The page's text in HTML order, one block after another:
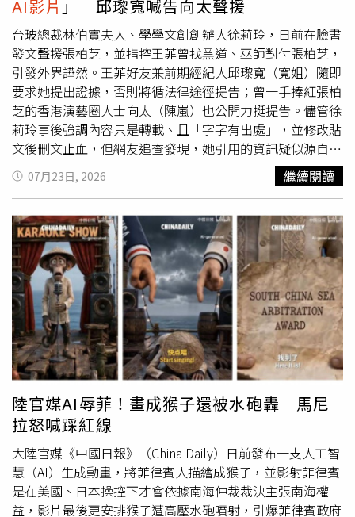
套近乎天衣無縫的假懷孕人生。她購買仿真孕肚，無論參加
婚禮、聚餐或與親友見面，都刻意以孕婦模樣現身；社群平
台則持續分享超音波照片、產檢資訊及懷孕心情，甚至利用
AI技術製作胎兒在腹中活動的影片，營造孩子健康成長的假
象。她還對外宣稱醫師檢查發現胎兒患有心臟問題，引來親
友關心與鼓勵。隨著預產期接近，基拉的謊言愈演愈烈。她
舉辦盛大的性別揭曉派對，在親友見證下宣布即將迎來一名
女兒，現場照片中，她開心迎接粉紅色彩帶灑落，臉上滿是
即將升格母親的喜悅。之後，她陸續添購大量嬰兒用品，包
括價值約1000英鎊的嬰兒推車、安全座椅、嬰兒床、衣物
及生活用品，不少更是親友送上的賀禮。她也持續在社群分
享育兒準備過程，吸引數百則祝福留言，所有人都相信她即
將迎接新生命，完全沒有察覺整件事都是一場精心設計的騙
局。不久後，基拉對外宣布順利產下一名女嬰，並替孩子取
名為邦妮莉喬伊絲（Bonnie-Leigh Joyce）。她公布「女
兒」的出生日期、出生時間與體重，還接連上傳嬰兒戴著帽
子、含著奶嘴、躺在提籃、推車及搖椅裡的照片，看起來與
一般新生兒毫無差別。親友紛紛留言恭喜，沒有人知道，照
片中的「嬰兒」其實是一具高擬真仿真娃娃，而真正的真
相，直到幾天後才逐漸浮出水面。然而，這場騙局並沒有隨
著「孩子出生」畫下句點。基拉隨後對外宣稱，女兒邦妮莉
喬伊絲（Bonnie-Leigh Joyce）因先天性心臟疾病不幸夭
折，再度引來親友無數安慰與關心。事實上，她從未讓家人
真正接觸過那具高擬真娃娃，除了自己之外，唯一能抱著
「孩子」的人只有傑米。每當親友提出想探望新生兒或抱抱
孩子，她總以孩子剛出生、需要休息或身體不舒服等理由婉
拒。由於大家都認為她只是初為人母、保護孩子心切，因此
AI影片 」 邱瓈寬喊告向太聲援
台玻總裁林伯實夫人、學學文創創辦人徐莉玲，日前在臉書
發文聲援張柏芝，並指控王菲曾找黑道、巫師對付張柏芝，
引發外界譁然。王菲好友兼前期經紀人邱瓈寬（寬姐）隨即
要求她提出證據，否則將循法律途徑提告；曾一手捧紅張柏
芝的香港演藝圈人士向太（陳嵐）也公開力挺提告。儘管徐
莉玲事後強調內容只是轉載、且「字字有出處」，並修改貼
文後刪文止血，但網友追查發現，她引用的資訊疑似源自
YouTube AI內容農場，而非具公信力的新聞報導，讓整起事
件持續延燒。徐莉玲日前在臉書發文力挺張柏芝，指稱她在
與謝霆鋒婚姻期間，不僅遭謝霆鋒與王菲私下往來傷害，更
聲稱王菲近年找來「黑道」及「巫師」對張柏芝進行身心迫
害，甚至表示張柏芝因此早已準備好遺書，引起外界高度關
注。據《壹蘋新聞網》引述邱瓈寬說法，若相關貼文確實由
徐莉玲本人發布，就應提出證據證明相關指控，若無法舉
證，也未澄清或撤除不實內容，「一定告死妳」，強調將透
過法律途徑維護王菲名譽。另外，《中時新聞網》指出，曾
一手捧紅張柏芝的香港演藝圈人士向太（陳嵐）得知事件
後，也公開力挺邱瓈寬提告，直言徐莉玲的發言「有病」，
認為不應散布未經證實的內容。隨著爭議擴大，徐莉玲陸續
修改貼文內容，刪除「黑道」及「巫師」等字眼，改成「聯
手密謀逼孩子做DNA鑑定」，並將形容王菲的「尅夫二次的
惡女」改為「離婚兩次的歌壇天后」，但仍主張張柏芝長年
遭受身心傷害。不少網友質疑貼文是否由徐莉玲本人親自發
布，還留言詢問「您是本人嗎？為什麼錯字那麼多？」徐莉
玲則回覆「是，已經修正了」，並表示當天早上已有朋友勸
她刪文，原因是王菲好友兼前期經紀人邱瓈寬已公開回應。
07月23日, 2026 繼續閱讀
陸官媒AI辱菲！畫成猴子還被水砲轟 馬尼
拉怒喊踩紅線
大陸官媒《中國日報》（China Daily）日前發布一支人工智
慧（AI）生成動畫，將菲律賓人描繪成猴子，並影射菲律賓
是在美國、日本操控下才會依據南海仲裁裁決主張南海權
益，影片最後更安排猴子遭高壓水砲噴射，引爆菲律賓政府